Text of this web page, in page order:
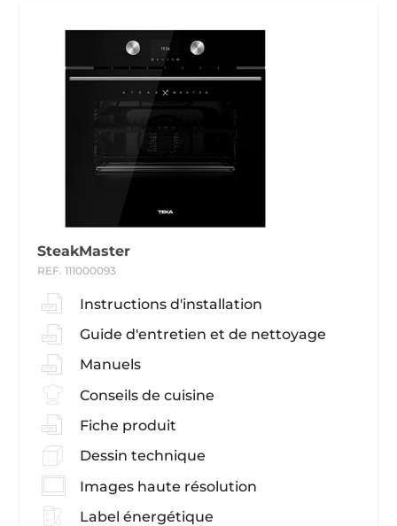
SteakMaster
REF. 111000093
Instructions d'installation
Guide d'entretien et de nettoyage
Manuels
Conseils de cuisine
Fiche produit
Dessin technique
Images haute résolution
Label énergétique